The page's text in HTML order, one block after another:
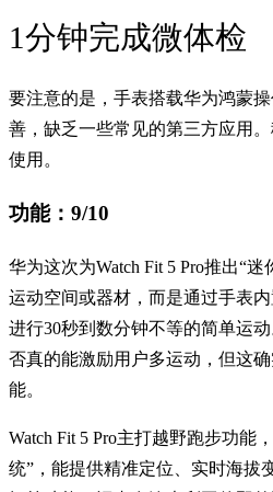
1分钟完成微体检
要注意的是，手表搭载华为鸿蒙
善，缺乏一些常见的第三方应用
使用。
功能：9/10
华为这次为Watch Fit 5 Pro推出“
运动空间或器材，而是通过手表
进行30秒到数分钟不等的简单运
否真的能激励用户多运动，但这
能。
Watch Fit 5 Pro主打越野跑步功能
统”，能提供精准定位、实时海拔